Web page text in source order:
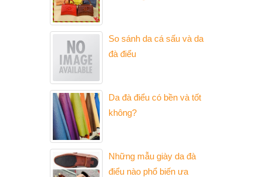
So sánh da cá sấu và da
đà điểu
Da đà điểu có bền và tốt
không?
Những mẫu giày da đà
điểu nào phổ biến ưa